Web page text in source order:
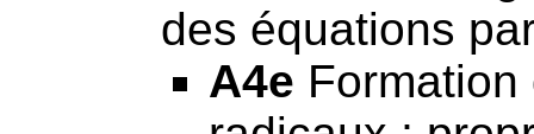
des équations
A4e